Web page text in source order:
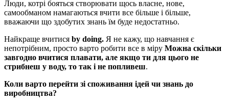
Люди, котрі бояться створювати щось власне, нове,
самообманом намагаються вчити все більше і більше,
вважаючи що здобутих знань їм буде недостатньо.
Найкраще вчитися by doing. Я не кажу, що навчання є
непотрібним, просто варто робити все в міру Можна скільки
завгодно вчитися плавати, але якщо ти для цього не
стрибнеш у воду, то так і не попливеш.
Коли варто перейти зі споживання ідей чи знань до
виробництва?